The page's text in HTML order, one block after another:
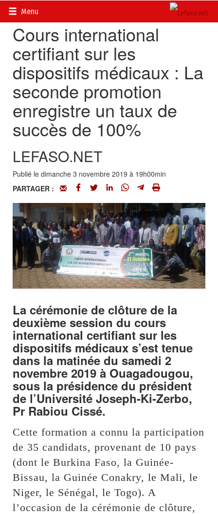
Menu
Accueil>
Cours international
certifiant sur les
dispositifs médicaux : La
seconde promotion
enregistre un taux de
succès de 100%
LEFASO.NET
Publié le dimanche 3 novembre 2019 à 19h00min
PARTAGER :
La cérémonie de clôture de la
deuxième session du cours
international certifiant sur les
dispositifs médicaux s’est tenue
dans la matinée du samedi 2
novembre 2019 à Ouagadougou,
sous la présidence du président
de l’Université Joseph-Ki-Zerbo,
Pr Rabiou Cissé.
Cette formation a connu la participation
de 35 candidats, provenant de 10 pays
(dont le Burkina Faso, la Guinée-
Bissau, la Guinée Conakry, le Mali, le
Niger, le Sénégal, le Togo). A
l’occasion de la cérémonie de clôture,